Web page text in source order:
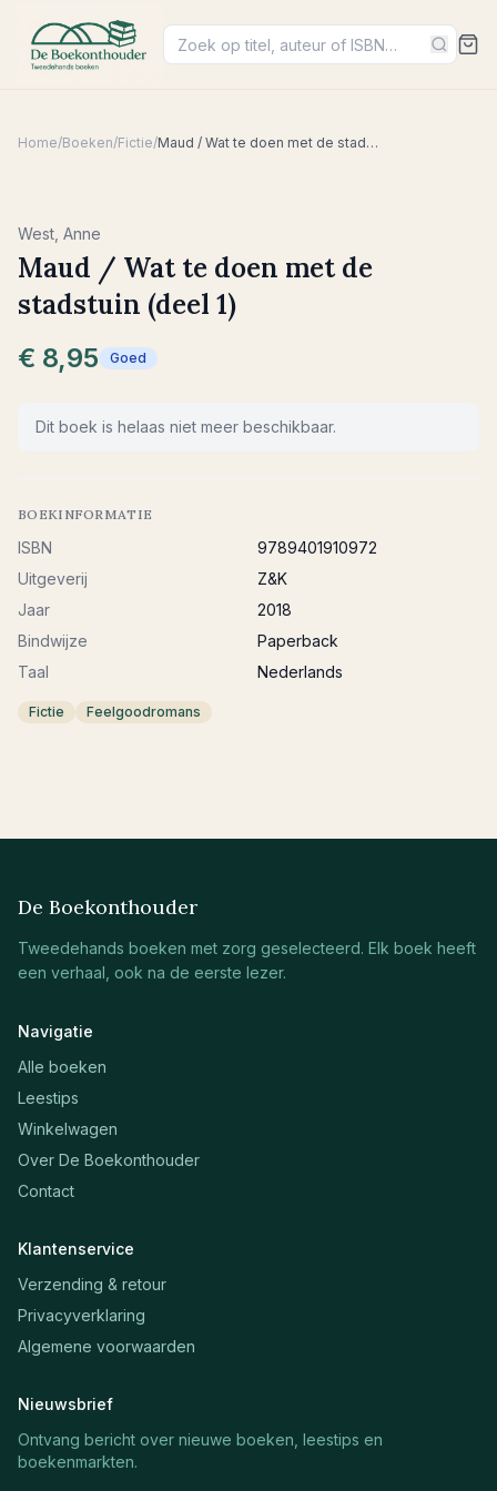
Home/Boeken/Fictie/ Maud / Wat te doen met de stadstuin (deel 1)
West, Anne
Maud / Wat te doen met de
stadstuin (deel 1)
€ 8,95 Goed
Dit boek is helaas niet meer beschikbaar.
BOEKINFORMATIE
ISBN
9789401910972
Uitgeverij
Z&K
Jaar
2018
Bindwijze
Paperback
Taal
Nederlands
Fictie Feelgoodromans
De Boekonthouder
Tweedehands boeken met zorg geselecteerd. Elk boek heeft
een verhaal, ook na de eerste lezer.
Navigatie
Alle boeken
Leestips
Winkelwagen
Over De Boekonthouder
Contact
Klantenservice
Verzending & retour
Privacyverklaring
Algemene voorwaarden
Nieuwsbrief
Ontvang bericht over nieuwe boeken, leestips en
boekenmarkten.